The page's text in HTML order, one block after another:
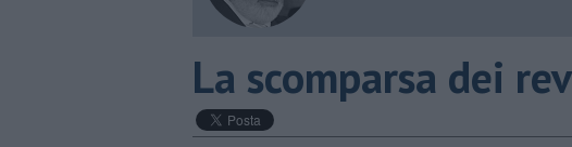
La scomparsa dei